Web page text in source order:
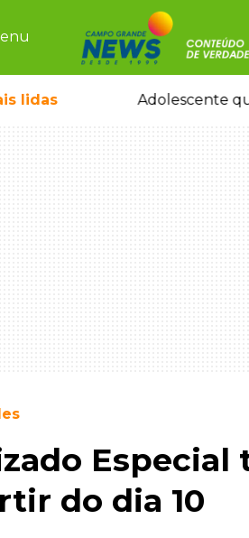
lidas Adolescente
Especial
do dia 10